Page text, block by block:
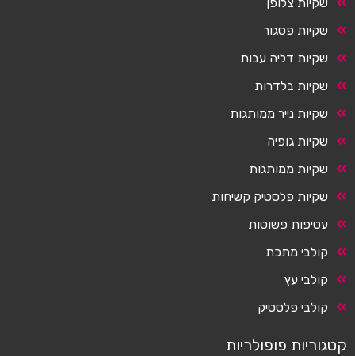
שקיות צלופן
שקיות פסגור
שקיות דליה עבות
שקיות בלדרות
שקיות נייר ממותגות
שקיות גופיה
שקיות ממותגות
שקיות פלסטיק קשיחות
עטיפות פשוטות
קולבי מתכת
קולבי עץ
קולבי פלסטיק
קטגוריות פופולריות